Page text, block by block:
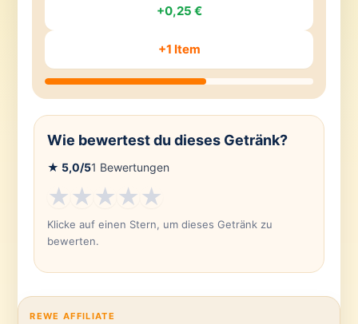
+0,25 €
+1 Item
Wie bewertest du dieses Getränk?
★ 5,0/51 Bewertungen
★★★★★
Klicke auf einen Stern, um dieses Getränk zu
bewerten.
REWE AFFILIATE